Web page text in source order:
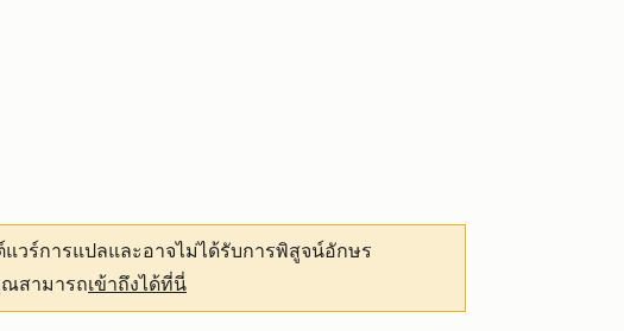
วร์การแปลและอาจไม่ได้รับการพิสูจน์อักษร
สามารถเข้าถึงได้ที่นี่